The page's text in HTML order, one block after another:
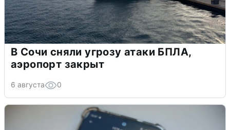
В Сочи сняли угрозу атаки БПЛА,
аэропорт закрыт
6 августа 0